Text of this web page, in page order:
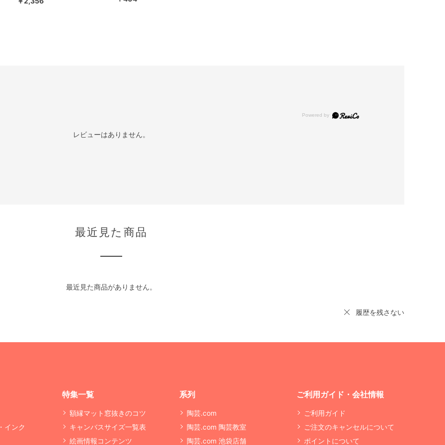
レビューはありません。
最近見た商品
最近見た商品がありません。
履歴を残さない
インク
特集一覧
額縁マット窓抜きのコツ
キャンバスサイズ一覧表
絵画情報コンテンツ
系列
陶芸.com
陶芸.com 陶芸教室
陶芸.com 池袋店舗
ご利用ガイド・会社情報
ご利用ガイド
ご注文のキャンセルについて
ポイントについて